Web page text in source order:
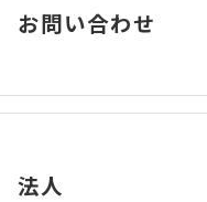
お問い合わせ
法人